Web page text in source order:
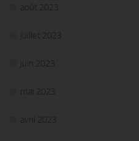
août 2023
juillet 2023
juin 2023
mai 2023
avril 2023